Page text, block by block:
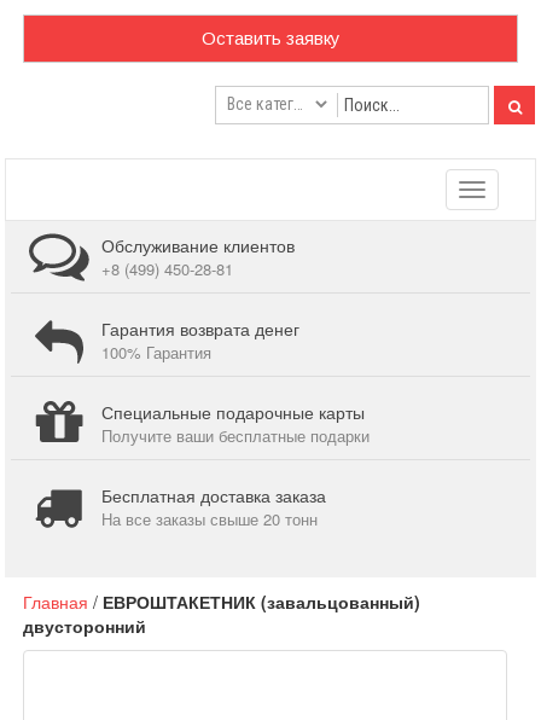
Оставить заявку
Toggle
Обслуживание клиентов
+8 (499) 450-28-81
Гарантия возврата денег
100% Гарантия
Специальные подарочные карты
Получите ваши бесплатные подарки
Бесплатная доставка заказа
На все заказы свыше 20 тонн
Главная / ЕВРОШТАКЕТНИК (завальцованный)
двусторонний